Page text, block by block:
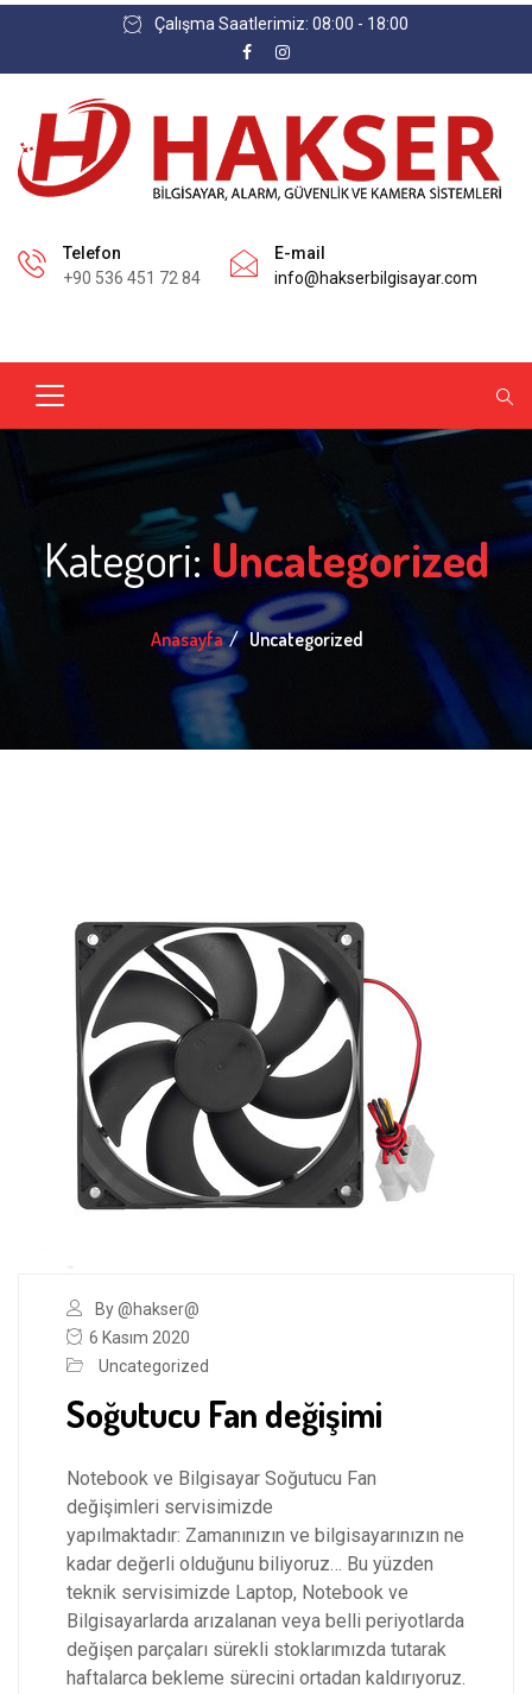
Çalışma Saatlerimiz: 08:00 - 18:00
Telefon
+90 536 451 72 84
E-mail
info@hakserbilgisayar.com
Kategori: Uncategorized
Anasayfa Uncategorized
By @hakser@
6 Kasım 2020
Uncategorized
Soğutucu Fan değişimi
Notebook ve Bilgisayar Soğutucu Fan
değişimleri servisimizde
yapılmaktadır: Zamanınızın ve bilgisayarınızın ne
kadar değerli olduğunu biliyoruz… Bu yüzden
teknik servisimizde Laptop, Notebook ve
Bilgisayarlarda arızalanan veya belli periyotlarda
değişen parçaları sürekli stoklarımızda tutarak
haftalarca bekleme sürecini ortadan kaldırıyoruz.